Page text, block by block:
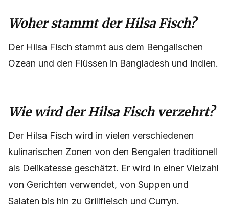
Woher stammt der Hilsa Fisch?
Der Hilsa Fisch stammt aus dem Bengalischen
Ozean und den Flüssen in Bangladesh und Indien.
Wie wird der Hilsa Fisch verzehrt?
Der Hilsa Fisch wird in vielen verschiedenen
kulinarischen Zonen von den Bengalen traditionell
als Delikatesse geschätzt. Er wird in einer Vielzahl
von Gerichten verwendet, von Suppen und
Salaten bis hin zu Grillfleisch und Curryn.